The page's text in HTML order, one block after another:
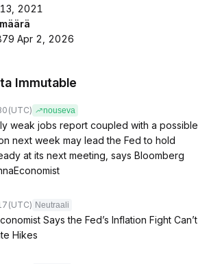
2021
Apr 2, 2026
Immutable
(UTC) nouseva
weak jobs report coupled with a possible
next week may lead the Fed to hold
at its next meeting, says Bloomberg
(UTC) Neutraali
Says the Fed’s Inflation Fight Can’t
Hikes